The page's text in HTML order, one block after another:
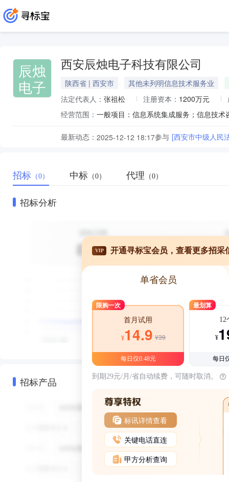
辰烛
电子
西安辰烛电子科技有限公司
陕西省 | 西安市 其他未列明信息技术服务业
法定代表人： 张祖松 注册资本： 1200万元
经营范围：
最新动态： 2025-12-12 18:17参与 [西安市中级人民
招标 （0） 中标 （0） 代理 （0）
招标分析
招标产品
VIP 开通寻标宝会员，查看更多招采
单省会员
限购一次
首月试用
¥14.9 ¥39
每日仅0.48元
最划算
12
¥
每日
到期29元/月/省自动续费，可随时取消。
标讯详情查看
关键电话直连
甲方分析查询